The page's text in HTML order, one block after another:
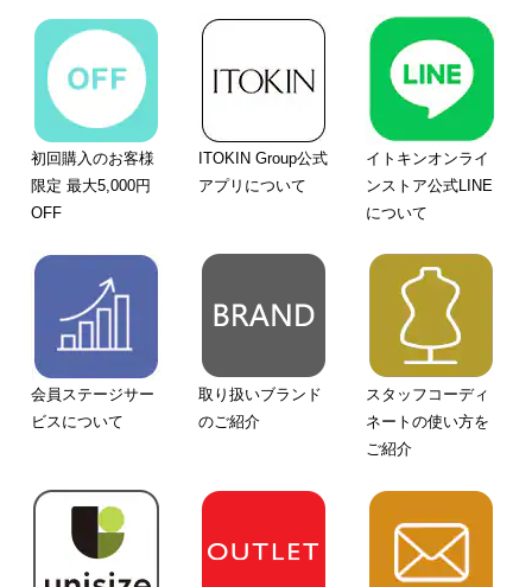
初回購入のお客様
限定 最大5,000円
OFF
ITOKIN Group公式
アプリについて
イトキンオンライ
ンストア公式LINE
について
会員ステージサー
ビスについて
取り扱いブランド
のご紹介
スタッフコーディ
ネートの使い方を
ご紹介